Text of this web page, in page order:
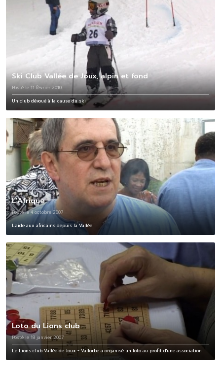
Ski Club Vallée de Joux, alpin et fond
Posté le 11 février 2010
Un club dévoué à la cause du ski
L'Afrique
Posté le 4 octobre 2007
L'aide aux africains depuis la Vallée
Loto du Lions club
Posté le 18 janvier 2007
Le Lions club Vallée de Joux - Vallorbe a organisé un loto au profit d'une association